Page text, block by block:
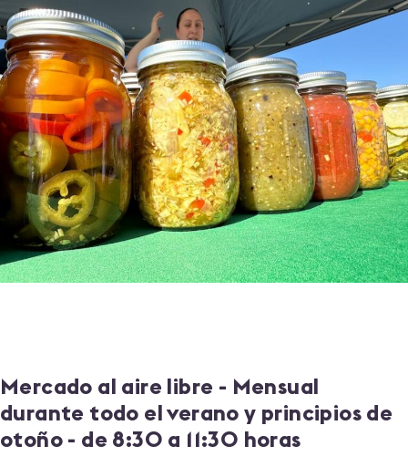
Mercado al aire libre - Mensual
durante todo el verano y principios de
otoño - de 8:30 a 11:30 horas